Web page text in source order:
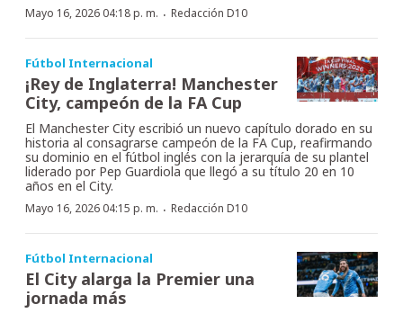
Mayo 16, 2026 04:18 p. m. · Redacción D10
Fútbol Internacional
¡Rey de Inglaterra! Manchester
City, campeón de la FA Cup
El Manchester City escribió un nuevo capítulo dorado en su
historia al consagrarse campeón de la FA Cup, reafirmando
su dominio en el fútbol inglés con la jerarquía de su plantel
liderado por Pep Guardiola que llegó a su título 20 en 10
años en el City.
Mayo 16, 2026 04:15 p. m. · Redacción D10
Fútbol Internacional
El City alarga la Premier una
jornada más